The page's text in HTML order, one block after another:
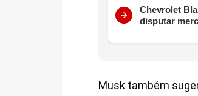
Chevrolet
disputar
Musk também